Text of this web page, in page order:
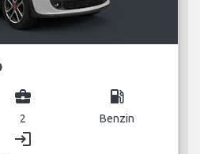
business_center
2
local_gas_station
Benzin
login